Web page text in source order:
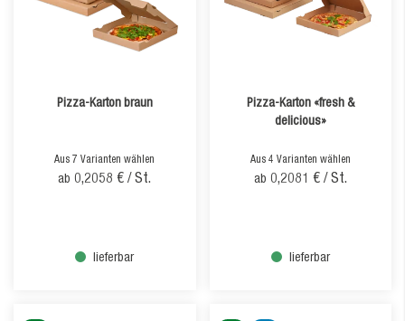
Pizza-Karton braun
Aus 7 Varianten wählen
ab 0,2058 € / St.
lieferbar
Pizza-Karton «fresh &
delicious»
Aus 4 Varianten wählen
ab 0,2081 € / St.
lieferbar